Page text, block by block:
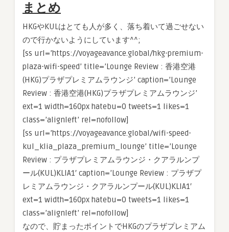
まとめ
HKGやKULはとても人が多く、落ち着いて過ごせない
ので行かないようにしています^^;
[ss url=’https://voyageavance.global/hkg-premium-
plaza-wifi-speed’ title=’Lounge Review : 香港空港
(HKG)プラザプレミアムラウンジ’ caption=’Lounge
Review : 香港空港(HKG)プラザプレミアムラウンジ’
ext=1 width=160px hatebu=0 tweets=1 likes=1
class=’alignleft’ rel=nofollow]
[ss url=’https://voyageavance.global/wifi-speed-
kul_klia_plaza_premium_lounge’ title=’Lounge
Review : プラザプレミアムラウンジ・クアラルンプ
ール(KUL)KLIA1′ caption=’Lounge Review : プラザプ
レミアムラウンジ・クアラルンプール(KUL)KLIA1′
ext=1 width=160px hatebu=0 tweets=1 likes=1
class=’alignleft’ rel=nofollow]
なので、貯まったポイントでHKGのプラザプレミアム